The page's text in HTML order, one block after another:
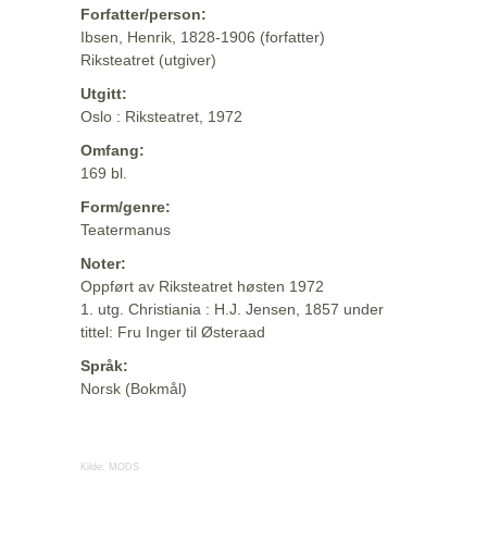
Forfatter/person:
Ibsen, Henrik, 1828-1906 (forfatter)
Riksteatret (utgiver)
Utgitt:
Oslo : Riksteatret, 1972
Omfang:
169 bl.
Form/genre:
Teatermanus
Noter:
Oppført av Riksteatret høsten 1972
1. utg. Christiania : H.J. Jensen, 1857 under
tittel: Fru Inger til Østeraad
Språk:
Norsk (Bokmål)
Kilde: MODS